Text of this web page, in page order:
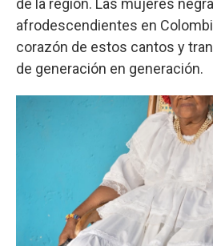
de la región. Las mujeres
afrodescendientes en
corazón de estos cantos y
de generación en generación.